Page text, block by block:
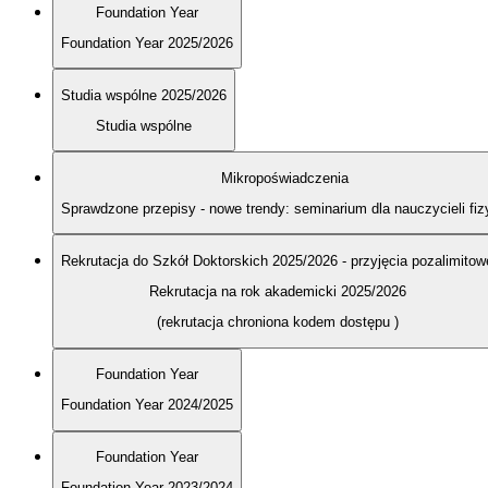
Foundation Year
Foundation Year 2025/2026
Studia wspólne 2025/2026
Studia wspólne
Mikropoświadczenia
Sprawdzone przepisy - nowe trendy: seminarium dla nauczycieli
Rekrutacja do Szkół Doktorskich 2025/2026 - przyjęcia
Rekrutacja na rok akademicki 2025/2026
(rekrutacja chroniona kodem dostępu )
Foundation Year
Foundation Year 2024/2025
Foundation Year